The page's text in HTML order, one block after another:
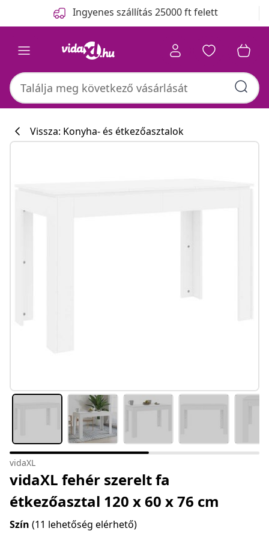
Ingyenes szállítás 25000 ft felett
Vissza: Konyha- és étkezőasztalok
vidaXL
vidaXL fehér szerelt fa
étkezőasztal 120 x 60 x 76 cm
Szín (11 lehetőség elérhető)